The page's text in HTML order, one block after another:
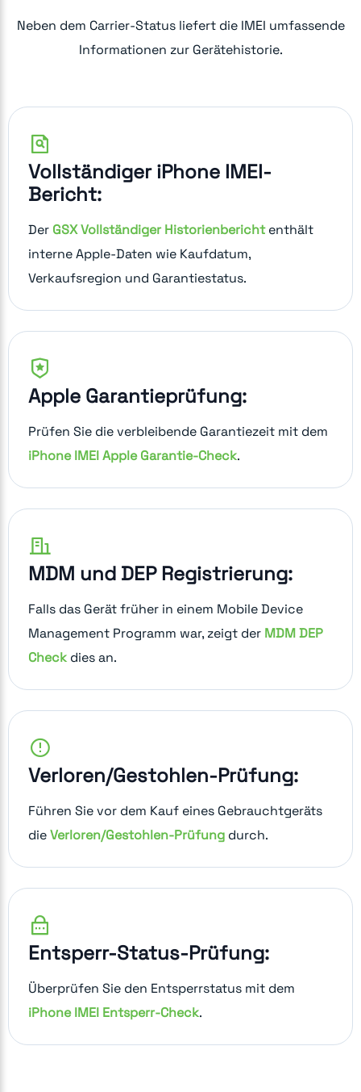
Neben dem Carrier-Status liefert die IMEI umfassende
Informationen zur Gerätehistorie.
Vollständiger iPhone IMEI-
Bericht:
Der GSX Vollständiger Historienberichtenthält
interne Apple-Daten wie Kaufdatum,
Verkaufsregion und Garantiestatus.
Apple Garantieprüfung:
Prüfen Sie die verbleibende Garantiezeit mit dem
iPhone IMEI Apple Garantie-Check.
MDM und DEP Registrierung:
Falls das Gerät früher in einem Mobile Device
Management Programm war, zeigt der MDM DEP
Check dies an.
Verloren/Gestohlen-Prüfung:
Führen Sie vor dem Kauf eines Gebrauchtgeräts
dieVerloren/Gestohlen-Prüfung durch.
Entsperr-Status-Prüfung:
Überprüfen Sie den Entsperrstatus mit dem
iPhone IMEI Entsperr-Check.